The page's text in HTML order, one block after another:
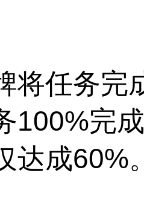
将任务完
100%完
达成60%